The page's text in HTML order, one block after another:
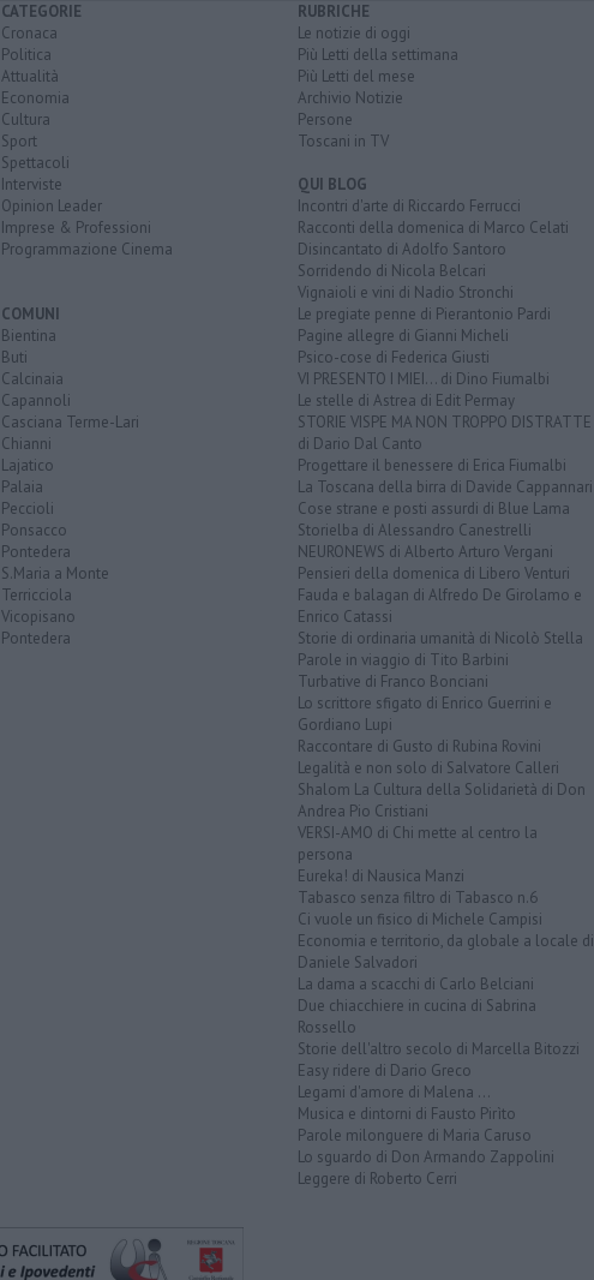
CATEGORIE
Cronaca
Politica
Attualità
Economia
Cultura
Sport
Spettacoli
Interviste
Opinion Leader
Imprese & Professioni
Programmazione Cinema
COMUNI
Bientina
Buti
Calcinaia
Capannoli
Casciana Terme-Lari
Chianni
Lajatico
Palaia
Peccioli
Ponsacco
Pontedera
S.Maria a Monte
Terricciola
Vicopisano
Pontedera
RUBRICHE
Le notizie di oggi
Più Letti della settimana
Più Letti del mese
Archivio Notizie
Persone
Toscani in TV
QUI BLOG
Incontri d'arte di Riccardo Ferrucci
Racconti della domenica di Marco Celati
Disincantato di Adolfo Santoro
Sorridendo di Nicola Belcari
Vignaioli e vini di Nadio Stronchi
Le pregiate penne di Pierantonio Pardi
Pagine allegre di Gianni Micheli
Psico-cose di Federica Giusti
VI PRESENTO I MIEI... di Dino Fiumalbi
Le stelle di Astrea di Edit Permay
STORIE VISPE MA NON TROPPO DISTRATTE
di Dario Dal Canto
Progettare il benessere di Erica Fiumalbi
La Toscana della birra di Davide Cappannari
Cose strane e posti assurdi di Blue Lama
Storielba di Alessandro Canestrelli
NEURONEWS di Alberto Arturo Vergani
Pensieri della domenica di Libero Venturi
Fauda e balagan di Alfredo De Girolamo e
Enrico Catassi
Storie di ordinaria umanità di Nicolò Stella
Parole in viaggio di Tito Barbini
Turbative di Franco Bonciani
Lo scrittore sfigato di Enrico Guerrini e
Gordiano Lupi
Raccontare di Gusto di Rubina Rovini
Legalità e non solo di Salvatore Calleri
Shalom La Cultura della Solidarietà di Don
Andrea Pio Cristiani
VERSI-AMO di Chi mette al centro la
persona
Eureka! di Nausica Manzi
Tabasco senza filtro di Tabasco n.6
Ci vuole un fisico di Michele Campisi
Economia e territorio, da globale a locale di
Daniele Salvadori
La dama a scacchi di Carlo Belciani
Due chiacchiere in cucina di Sabrina
Rossello
Storie dell'altro secolo di Marcella Bitozzi
Easy ridere di Dario Greco
Legami d'amore di Malena ...
Musica e dintorni di Fausto Pirìto
Parole milonguere di Maria Caruso
Lo sguardo di Don Armando Zappolini
Leggere di Roberto Cerri